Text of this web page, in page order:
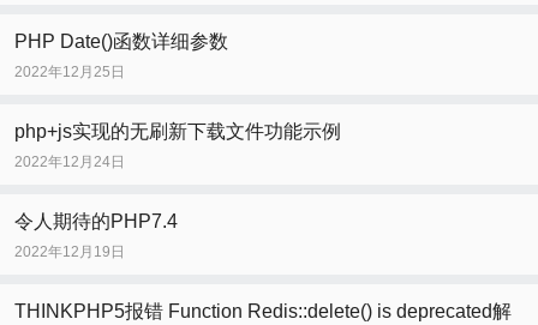
PHP Date()函数详细参数
2022年12月25日
php+js实现的无刷新下载文件功能示例
2022年12月24日
令人期待的PHP7.4
2022年12月19日
THINKPHP5报错 Function Redis::delete() is deprecated解